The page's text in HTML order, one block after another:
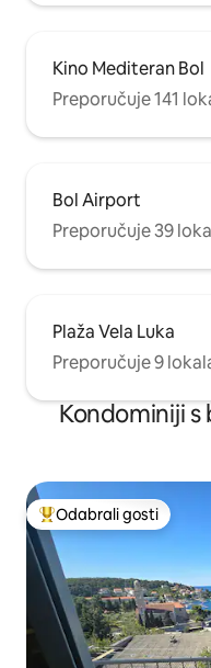
Kino Mediteran Bol
Preporučuje 141
Bol Airport
Preporučuje 39
Plaža Vela Luka
Preporučuje 9
Kondominiji
Među najviše
Odabrali gosti